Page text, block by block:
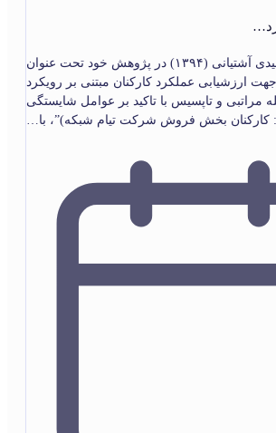
حیدری دهویی و رشیدی آشتیانی (۱۳۹۴) در پژوهش خود تحت عنوان
ارزشیابی عملکرد کارکنان مبتنی بر رویکرد
مراتبی و تاپسیس با تاکید بر عوامل شایستگی
کارکنان بخش فروش شرکت تیام شبکه)”، با…